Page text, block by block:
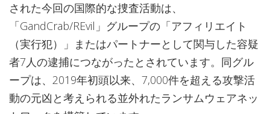
された今回の国際的な捜査活動は、
「GandCrab/REvil」グループの「アフィリエイト
（実行犯）」またはパートナーとして関与した容疑
者7人の逮捕につながったとされています。同グル
ープは、2019年初頭以来、7,000件を超える攻撃活
動の元凶と考えられる並外れたランサムウェアネッ